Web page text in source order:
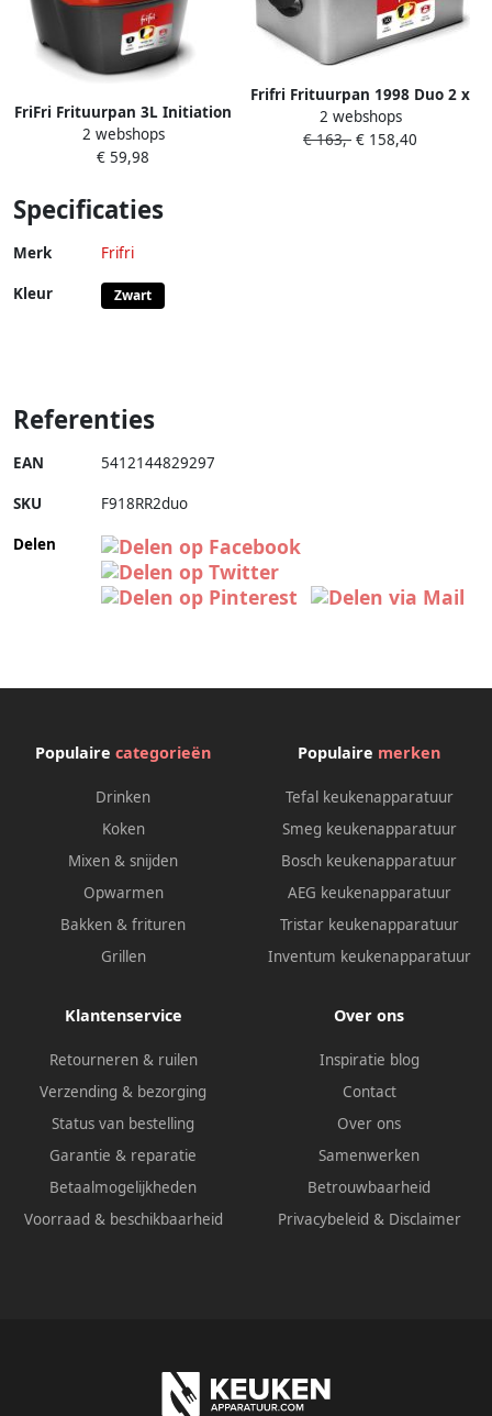
FriFri Frituurpan 3L Initiation
F918RR2 3200W Koude Zone
Technologie RVS Kuip Voor
3 Jaar Garantie
2 webshops
€ 59,98
Frifri Frituurpan 1998 Duo 2 x
1 5KG | Frituurpannen |
Keuken&Koken
2 webshops
€ 163,- € 158,40
Specificaties
Merk Frifri
Kleur Zwart
Referenties
EAN 5412144829297
SKU F918RR2duo
Delen
Populaire categorieën
Drinken
Koken
Mixen & snijden
Opwarmen
Bakken & frituren
Grillen
Populaire merken
Tefal keukenapparatuur
Smeg keukenapparatuur
Bosch keukenapparatuur
AEG keukenapparatuur
Tristar keukenapparatuur
Inventum keukenapparatuur
Klantenservice
Retourneren & ruilen
Verzending & bezorging
Status van bestelling
Garantie & reparatie
Betaalmogelijkheden
Voorraad & beschikbaarheid
Over ons
Inspiratie blog
Contact
Over ons
Samenwerken
Betrouwbaarheid
Privacybeleid & Disclaimer